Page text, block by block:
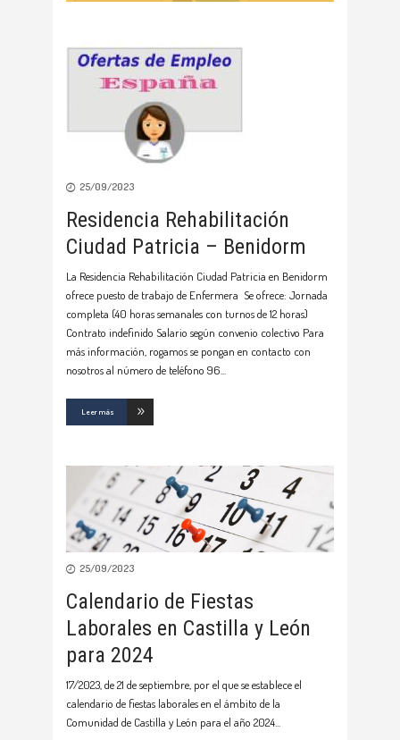
25/09/2023
Residencia Rehabilitación
Ciudad Patricia – Benidorm
La Residencia Rehabilitación Ciudad Patricia en Benidorm
ofrece puesto de trabajo de Enfermera Se ofrece: Jornada
completa (40 horas semanales con turnos de 12 horas)
Contrato indefinido Salario según convenio colectivo Para
más información, rogamos se pongan en contacto con
nosotros al número de teléfono 96
Leer más
25/09/2023
Calendario de Fiestas
Laborales en Castilla y León
para 2024
17/2023, de 21 de septiembre, por el que se establece el
calendario de fiestas laborales en el ámbito de la
Comunidad de Castilla y León para el año 2024